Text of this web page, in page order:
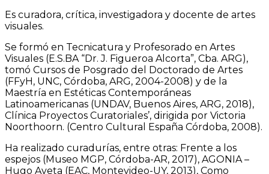
Es curadora, crítica, investigadora y docente de artes
visuales.
Se formó en Tecnicatura y Profesorado en Artes
Visuales (E.S.BA “Dr. J. Figueroa Alcorta”, Cba. ARG),
tomó Cursos de Posgrado del Doctorado de Artes
(FFyH, UNC, Córdoba, ARG, 2004-2008) y de la
Maestría en Estéticas Contemporáneas
Latinoamericanas (UNDAV, Buenos Aires, ARG, 2018),
Clínica ̈Proyectos Curatoriales’, dirigida por Victoria
Noorthoorn. (Centro Cultural España Córdoba, 2008).
Ha realizado curadurías, entre otras: Frente a los
espejos (Museo MGP, Córdoba-AR, 2017), AGONIA –
Hugo Aveta (EAC, Montevideo-UY, 2013), Como